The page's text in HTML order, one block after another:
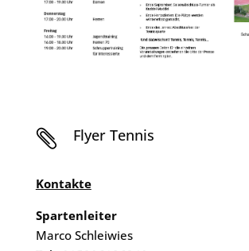
 Flyer Tennis
Kontakte
Spartenleiter
Marco Schleiwies